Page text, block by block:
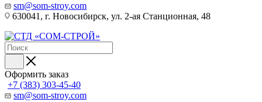
sm@som-stroy.com
630041, г. Новосибирск, ул. 2-ая Станционная, 48
Оформить заказ
+7 (383) 303-45-40
sm@som-stroy.com